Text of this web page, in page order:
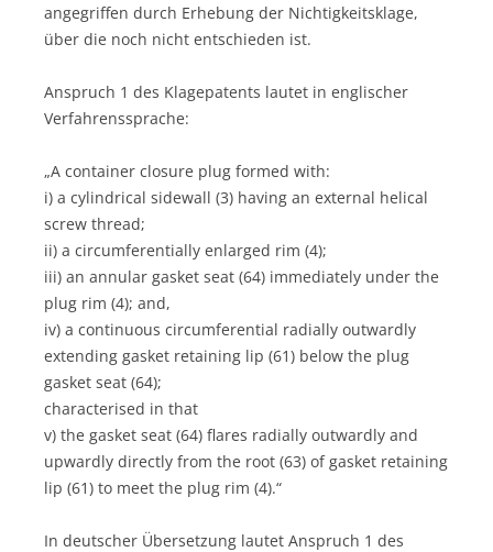
angegriffen durch Erhebung der Nichtigkeitsklage,
über die noch nicht entschieden ist.
Anspruch 1 des Klagepatents lautet in englischer
Verfahrenssprache:
„A container closure plug formed with:
i) a cylindrical sidewall (3) having an external helical
screw thread;
ii) a circumferentially enlarged rim (4);
iii) an annular gasket seat (64) immediately under the
plug rim (4); and,
iv) a continuous circumferential radially outwardly
extending gasket retaining lip (61) below the plug
gasket seat (64);
characterised in that
v) the gasket seat (64) flares radially outwardly and
upwardly directly from the root (63) of gasket retaining
lip (61) to meet the plug rim (4).“
In deutscher Übersetzung lautet Anspruch 1 des